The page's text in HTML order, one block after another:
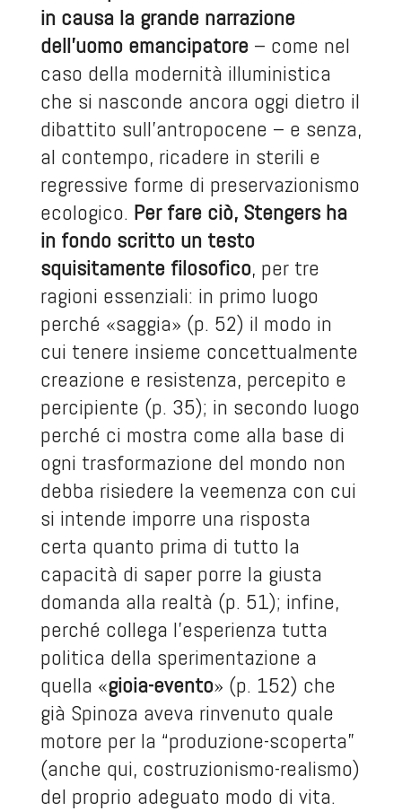
in causa la grande narrazione
dell’uomo emancipatore– come nel
caso della modernità illuministica
che si nasconde ancora oggi dietro il
dibattito sull’antropocene – e senza,
al contempo, ricadere in sterili e
regressive forme di preservazionismo
ecologico. Per fare ciò, Stengers ha
in fondo scritto un testo
squisitamente filosofico, per tre
ragioni essenziali: in primo luogo
perché «saggia» (p. 52) il modo in
cui tenere insieme concettualmente
creazione e resistenza, percepito e
percipiente (p. 35); in secondo luogo
perché ci mostra come alla base di
ogni trasformazione del mondo non
debba risiedere la veemenza con cui
si intende imporre una risposta
certa quanto prima di tutto la
capacità di saper porre la giusta
domanda alla realtà (p. 51); infine,
perché collega l’esperienza tutta
politica della sperimentazione a
quella «gioia-evento» (p. 152) che
già Spinoza aveva rinvenuto quale
motore per la “produzione-scoperta”
(anche qui, costruzionismo-realismo)
del proprio adeguato modo di vita.